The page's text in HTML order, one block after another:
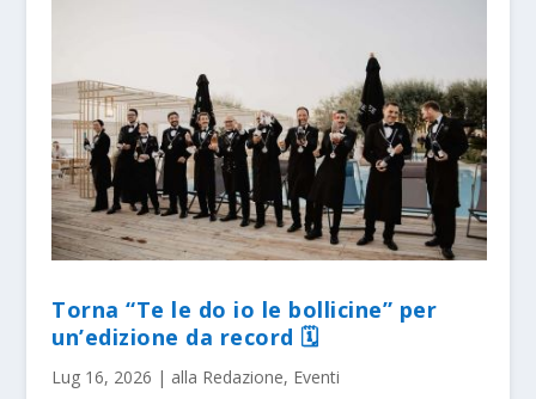
Torna “Te le do io le bollicine” per
un’edizione da record 🗓
Lug 16, 2026 | alla Redazione, Eventi